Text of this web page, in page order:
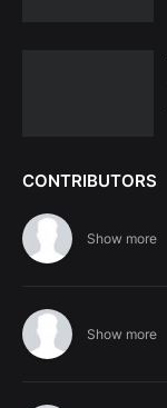
CONTRIBUTORS
Show more
Show more